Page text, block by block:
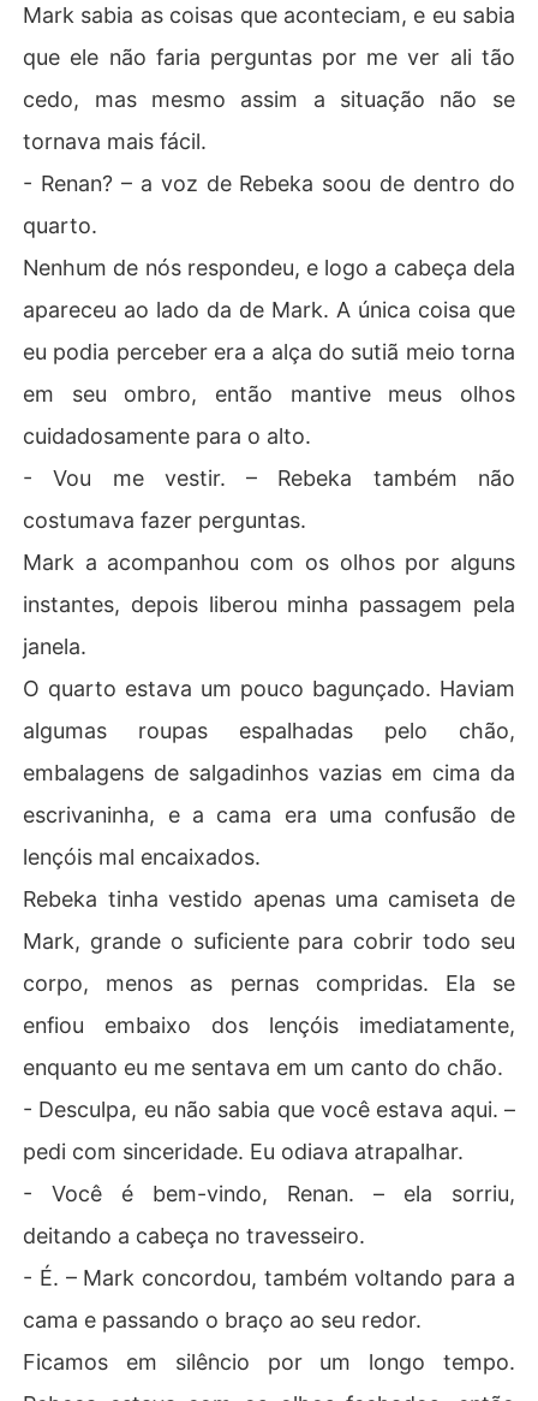
Mark sabia as coisas que aconteciam, e eu sabia
que ele não faria perguntas por me ver ali tão
cedo, mas mesmo assim a situação não se
tornava mais fácil.
- Renan? – a voz de Rebeka soou de dentro do
quarto.
Nenhum de nós respondeu, e logo a cabeça dela
apareceu ao lado da de Mark. A única coisa que
eu podia perceber era a alça do sutiã meio torna
em seu ombro, então mantive meus olhos
cuidadosamente para o alto.
- Vou me vestir. – Rebeka também não
costumava fazer perguntas.
Mark a acompanhou com os olhos por alguns
instantes, depois liberou minha passagem pela
janela.
O quarto estava um pouco bagunçado. Haviam
algumas roupas espalhadas pelo chão,
embalagens de salgadinhos vazias em cima da
escrivaninha, e a cama era uma confusão de
lençóis mal encaixados.
Rebeka tinha vestido apenas uma camiseta de
Mark, grande o suficiente para cobrir todo seu
corpo, menos as pernas compridas. Ela se
enfiou embaixo dos lençóis imediatamente,
enquanto eu me sentava em um canto do chão.
- Desculpa, eu não sabia que você estava aqui. –
pedi com sinceridade. Eu odiava atrapalhar.
- Você é bem-vindo, Renan. – ela sorriu,
deitando a cabeça no travesseiro.
- É. – Mark concordou, também voltando para a
cama e passando o braço ao seu redor.
Ficamos em silêncio por um longo tempo.